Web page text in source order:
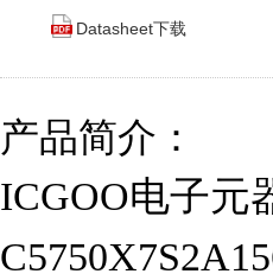
Datasheet下载
产品简介：
ICGOO电子元